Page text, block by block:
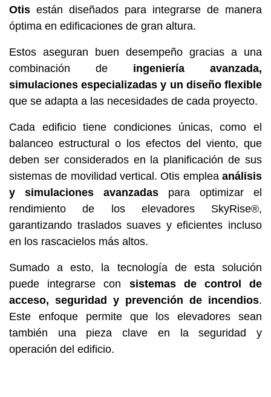
Otis están diseñados para integrarse de manera
óptima en edificaciones de gran altura.
Estos aseguran buen desempeño gracias a una
combinación de ingeniería avanzada,
simulaciones especializadas y un diseño flexible
que se adapta a las necesidades de cada proyecto.
Cada edificio tiene condiciones únicas, como el
balanceo estructural o los efectos del viento, que
deben ser considerados en la planificación de sus
sistemas de movilidad vertical. Otis emplea análisis
y simulaciones avanzadas para optimizar el
rendimiento de los elevadores SkyRise®,
garantizando traslados suaves y eficientes incluso
en los rascacielos más altos.
Sumado a esto, la tecnología de esta solución
puede integrarse con sistemas de control de
acceso, seguridad y prevención de incendios.
Este enfoque permite que los elevadores sean
también una pieza clave en la seguridad y
operación del edificio.